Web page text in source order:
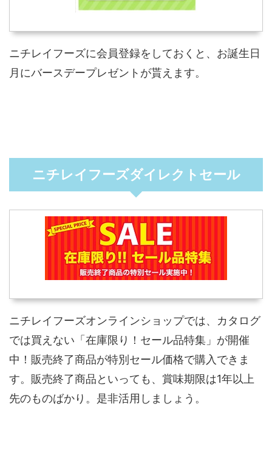
ニチレイフーズに会員登録をしておくと、お誕生日
月にバースデープレゼントが貰えます。
ニチレイフーズダイレクトセール
ニチレイフーズオンラインショップでは、カタログ
では買えない「在庫限り！セール品特集」が開催
中！販売終了商品が特別セール価格で購入できま
す。販売終了商品といっても、賞味期限は1年以上
先のものばかり。是非活用しましょう。